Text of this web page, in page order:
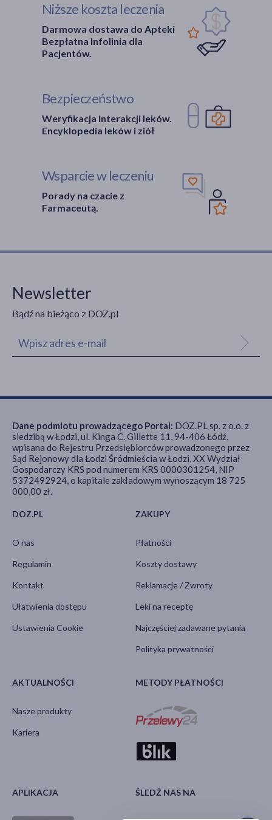
Niższe koszta leczenia
Darmowa dostawa do Apteki
Bezpłatna Infolinia dla
Pacjentów.
Bezpieczeństwo
Weryfikacja interakcji leków.
Encyklopedia leków i ziół
Wsparcie w leczeniu
Porady na czacie z
Farmaceutą.
Newsletter
Bądź na bieżąco z DOZ.pl
DOZ.PL
O nas
Regulamin
Kontakt
Ułatwienia dostępu
Ustawienia Cookie
ZAKUPY
Płatności
Koszty dostawy
Reklamacje / Zwroty
Leki na receptę
Najczęściej zadawane pytania
Polityka prywatności
AKTUALNOŚCI
Nasze produkty
Kariera
METODY PŁATNOŚCI
APLIKACJA ŚLEDŹ NAS NA
Dane podmiotu prowadzącego Portal: DOZ.PL sp. z o.o. z
siedzibą w Łodzi, ul. Kinga C. Gillette 11, 94-406 Łódź,
wpisana do Rejestru Przedsiębiorców prowadzonego przez
Sąd Rejonowy dla Łodzi Śródmieścia w Łodzi, XX Wydział
Gospodarczy KRS pod numerem KRS 0000301254, NIP
5372492924, o kapitale zakładowym wynoszącym 18 725
000,00 zł.